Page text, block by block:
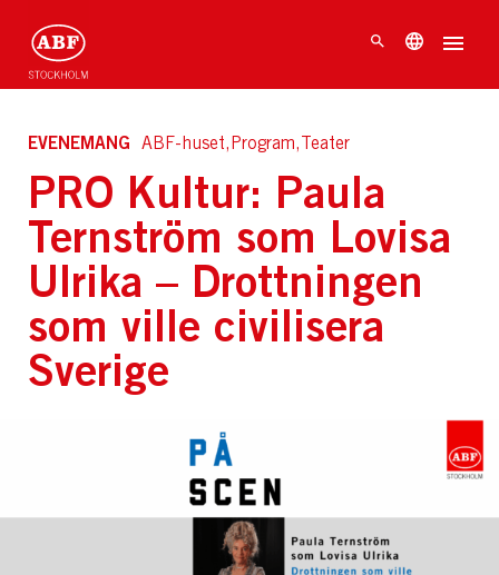
EVENEMANG ABF-huset,Program,Teater
PRO Kultur: Paula
Ternström som Lovisa
Ulrika – Drottningen
som ville civilisera
Sverige